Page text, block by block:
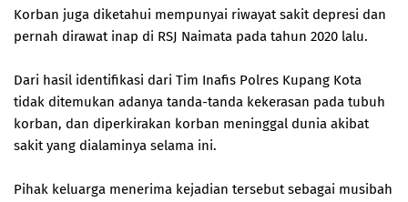
Korban juga diketahui mempunyai riwayat sakit depresi dan
pernah dirawat inap di RSJ Naimata pada tahun 2020 lalu.
Dari hasil identifikasi dari Tim Inafis Polres Kupang Kota
tidak ditemukan adanya tanda-tanda kekerasan pada tubuh
korban, dan diperkirakan korban meninggal dunia akibat
sakit yang dialaminya selama ini.
Pihak keluarga menerima kejadian tersebut sebagai musibah